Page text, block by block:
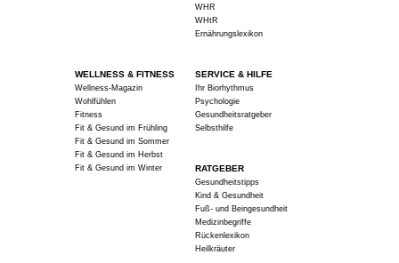
WHR
WHtR
Ernährungslexikon
WELLNESS & FITNESS
Wellness-Magazin
Wohlfühlen
Fitness
Fit & Gesund im Frühling
Fit & Gesund im Sommer
Fit & Gesund im Herbst
Fit & Gesund im Winter
SERVICE & HILFE
Ihr Biorhythmus
Psychologie
Gesundheitsratgeber
Selbsthilfe
RATGEBER
Gesundheitstipps
Kind & Gesundheit
Fuß- und Beingesundheit
Medizinbegriffe
Rückenlexikon
Heilkräuter